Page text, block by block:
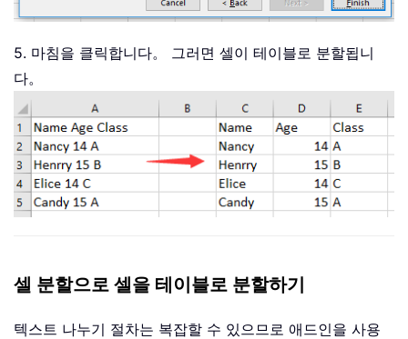
5. 마침을 클릭합니다。 그러면 셀이 테이블로 분할됩니
다。
셀 분할으로 셀을 테이블로 분할하기
텍스트 나누기 절차는 복잡할 수 있으므로 애드인을 사용